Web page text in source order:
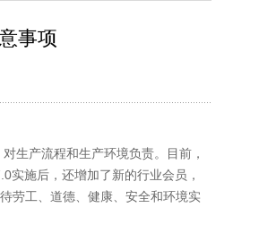
事项
生产流程和生产环境负责。目前，
实施后，还增加了新的行业会员，
劳工、道德、健康、安全和环境实